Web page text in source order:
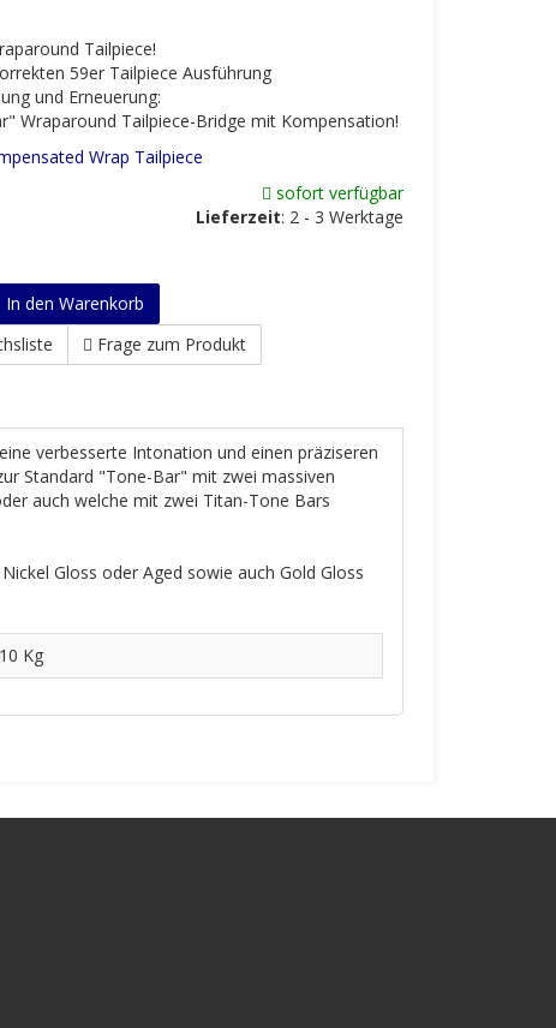
Tailpiece!
59er Tailpiece Ausführung
und Erneuerung:
Wraparound Tailpiece-Bridge mit Kompensation!
Wrap Tailpiece
sofort verfügbar
Lieferzeit: 2 - 3 Werktage
In den Warenkorb
Frage zum Produkt
verbesserte Intonation und einen präziseren
Standard "Tone-Bar" mit zwei massiven
auch welche mit zwei Titan-Tone Bars
Gloss oder Aged sowie auch Gold Gloss
Kg